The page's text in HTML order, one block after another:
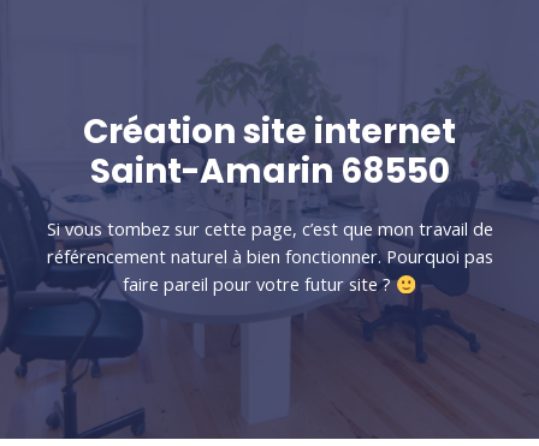
Création site internet
Saint-Amarin 68550
Si vous tombez sur cette page, c’est que mon travail de
référencement naturel à bien fonctionner. Pourquoi pas
faire pareil pour votre futur site ?